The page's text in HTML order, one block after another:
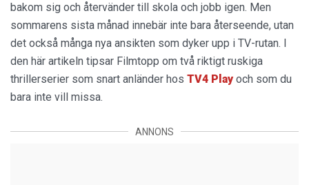
bakom sig och återvänder till skola och jobb igen. Men
sommarens sista månad innebär inte bara återseende, utan
det också många nya ansikten som dyker upp i TV-rutan. I
den här artikeln tipsar Filmtopp om två riktigt ruskiga
thrillerserier som snart anländer hos TV4 Playoch som du
bara inte vill missa.
ANNONS